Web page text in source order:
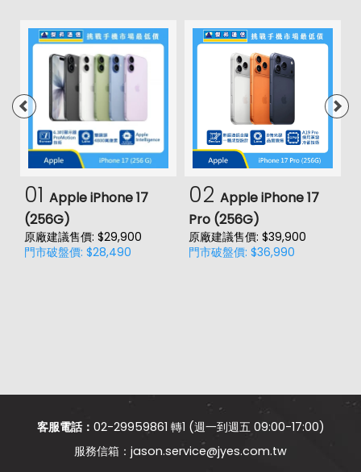
01 Apple iPhone 17
(256G)
原廠建議售價: $29,900
門市破盤價: $28,490
02 Apple iPhone 17
Pro (256G)
原廠建議售價: $39,900
門市破盤價: $36,990
客服電話： 02-29959861 轉1 (週一到週五 09:00-17:00)
jason.service@jyes.com.tw